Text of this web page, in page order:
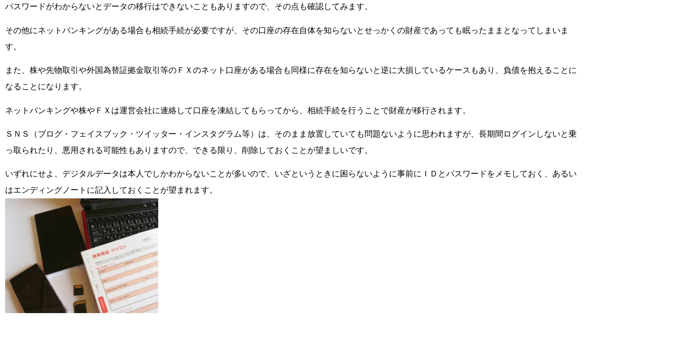
パスワードがわからないとデータの移行はできないこともありますので、その点も確認してみます。
その他にネットバンキングがある場合も相続手続が必要ですが、その口座の存在自体を知らないとせっかくの財産であっても眠ったままとなってしまいま
す。
また、株や先物取引や外国為替証拠金取引等のＦＸのネット口座がある場合も同様に存在を知らないと逆に大損しているケースもあり、負債を抱えることに
なることになります。
ネットバンキングや株やＦＸは運営会社に連絡して口座を凍結してもらってから、相続手続を行うことで財産が移行されます。
ＳＮＳ（ブログ・フェイスブック・ツイッター・インスタグラム等）は、そのまま放置していても問題ないように思われますが、長期間ログインしないと乗
っ取られたり、悪用される可能性もありますので、できる限り、削除しておくことが望ましいです。
いずれにせよ、デジタルデータは本人でしかわからないことが多いので、いざというときに困らないように事前にＩＤとパスワードをメモしておく、あるい
はエンディングノートに記入しておくことが望まれます。